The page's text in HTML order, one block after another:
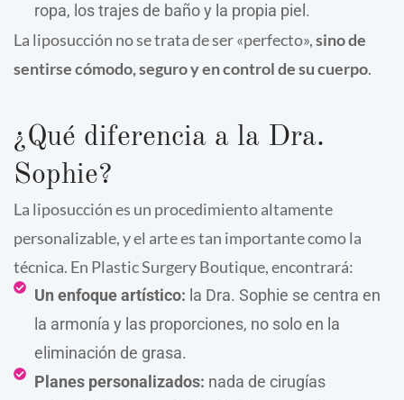
ropa, los trajes de baño y la propia piel.
La liposucción no se trata de ser «perfecto»,sino de
sentirse cómodo, seguro y en control de su cuerpo.
¿Qué diferencia a la Dra.
Sophie?
La liposucción es un procedimiento altamente
personalizable, y el arte es tan importante como la
técnica. En Plastic Surgery Boutique, encontrará:
Un enfoque artístico: la Dra. Sophie se centra en
la armonía y las proporciones, no solo en la
eliminación de grasa.
Planes personalizados: nada de cirugías